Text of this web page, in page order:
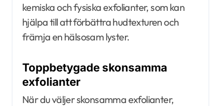
kemiska och fysiska exfolianter, som kan
hjälpa till att förbättra hudtexturen och
främja en hälsosam lyster.
Toppbetygade skonsamma
exfolianter
När du väljer skonsamma exfolianter,